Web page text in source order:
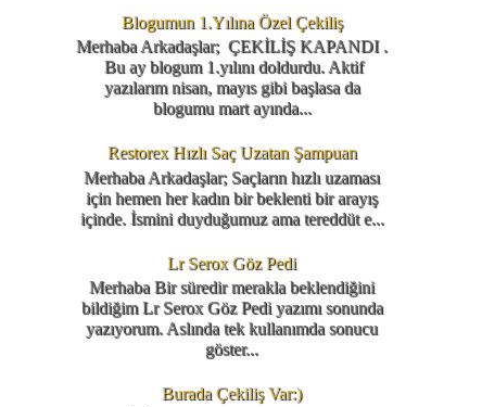
Blogumun 1.Yılına Özel Çekiliş
Merhaba Arkadaşlar; ÇEKİLİŞ KAPANDI .
Bu ay blogum 1.yılını doldurdu. Aktif
yazılarım nisan, mayıs gibi başlasa da
blogumu mart ayında...
Restorex Hızlı Saç Uzatan Şampuan
Merhaba Arkadaşlar; Saçların hızlı uzaması
için hemen her kadın bir beklenti bir arayış
içinde. İsmini duyduğumuz ama tereddüt e...
Lr Serox Göz Pedi
Merhaba Bir süredir merakla beklendiğini
bildiğim Lr Serox Göz Pedi yazımı sonunda
yazıyorum. Aslında tek kullanımda sonucu
göster...
Burada Çekiliş Var:)